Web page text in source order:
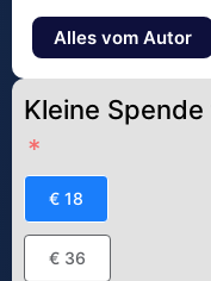
Alles vom Autor
Kleine
€ 18
€ 36